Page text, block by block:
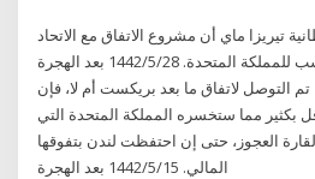
تيريزا ماي أن مشروع الاتفاق مع الاتحاد
الأوروبي هو الخيار الأنسب للمملكة المتحدة. 28‏‏/5‏‏/1442 بعد الهجرة
سواء تم التوصل لاتفاق ما بعد بريكست أم لا، فإن
بكثير مما ستخسره المملكة المتحدة التي
العجوز، حتى إن احتفظت لندن بتفوقها
المالي. 15‏‏/5‏‏/1442 بعد الهجرة